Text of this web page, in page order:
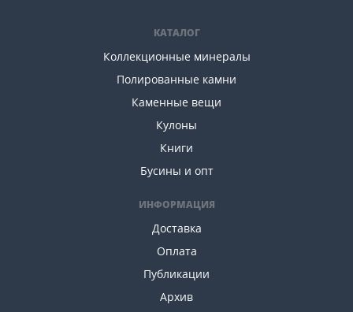
КАТАЛОГ
Коллекционные минералы
Полированные камни
Каменные вещи
Кулоны
Книги
Бусины и опт
ИНФОРМАЦИЯ
Доставка
Оплата
Публикации
Архив